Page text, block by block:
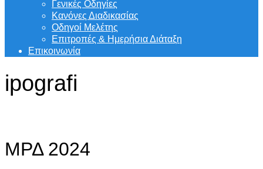
Γενικές Οδηγίες
Κανόνες Διαδικασίας
Οδηγοί Μελέτης
Επιτροπές & Ημερήσια Διάταξη
Επικοινωνία
ipografi
ΜΡΔ 2024